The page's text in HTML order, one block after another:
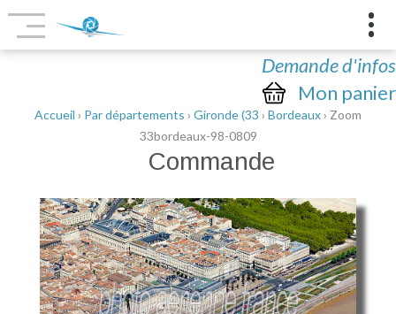
Demande d'infos
Mon panier
Accueil › Par départements › Gironde (33 › Bordeaux› Zoom
33bordeaux-98-0809
Commande